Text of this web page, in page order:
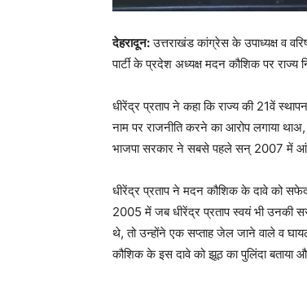
देहरादून:उत्तराखंड कांग्रेस के उपाध्यक्ष व
पार्टी के प्रदेश अध्यक्ष मदन कौशिक पर
धीरेंद्र प्रताप ने कहा कि राज्य की 21वें
नाम पर राजनीति करने का आरोप लगाया
भाजपा सरकार ने सबसे पहले सन् 2007 में
धीरेंद्र प्रताप ने मदन कौशिक के दावे को सफेद
2005 में जब धीरेंद्र प्रताप स्वयं भी उनकी
थे, तो उन्होंने एक सप्ताह जेल जाने वाले व
कौशिक के इस दावे को झूठ का पुलिंदा बताया